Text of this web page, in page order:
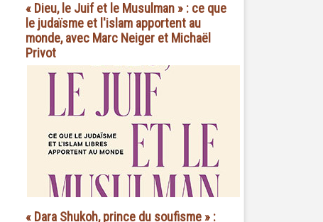
« Dieu, le Juif et le Musulman » : ce que
le judaïsme et l'islam apportent au
monde, avec Marc Neiger et Michaël
Privot
« Dara Shukoh, prince du soufisme » :